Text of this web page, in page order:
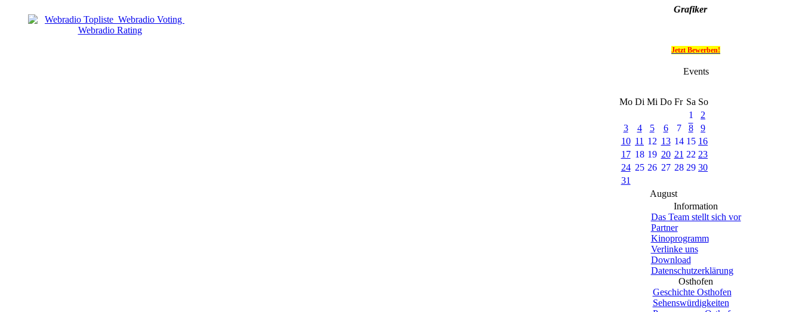
Grafiker
Jetzt Bewerben!
Events
Mo Di Mi Do Fr Sa So
1
2
3
4 5 6 7 8
9
10 11 12 13 14 15 16
17 18 19 20 21 22 23
24 25 26 27 28 29 30
31
August
Information
Das Team stellt sich vor
Partner
Kinoprogramm
Verlinke uns
Download
Datenschutzerklärung
Osthofen
Geschichte Osthofen
Sehenswürdigkeiten